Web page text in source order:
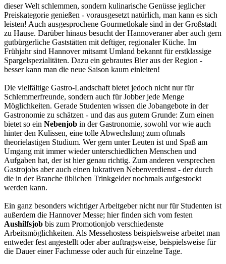
dieser Welt schlemmen, sondern kulinarische Genüsse jeglicher
Preiskategorie genießen - vorausgesetzt natürlich, man kann es sich
leisten! Auch ausgesprochene Gourmetlokale sind in der Großstadt
zu Hause. Darüber hinaus besucht der Hannoveraner aber auch gern
gutbürgerliche Gaststätten mit deftiger, regionaler Küche. Im
Frühjahr sind Hannover mitsamt Umland bekannt für erstklassige
Spargelspezialitäten. Dazu ein gebrautes Bier aus der Region -
besser kann man die neue Saison kaum einleiten!
Die vielfältige Gastro-Landschaft bietet jedoch nicht nur für
Schlemmerfreunde, sondern auch für Jobber jede Menge
Möglichkeiten. Gerade Studenten wissen die Jobangebote in der
Gastronomie zu schätzen - und das aus gutem Grunde: Zum einen
bietet so ein Nebenjob in der Gastronomie, sowohl vor wie auch
hinter den Kulissen, eine tolle Abwechslung zum oftmals
theorielastigen Studium. Wer gern unter Leuten ist und Spaß am
Umgang mit immer wieder unterschiedlichen Menschen und
Aufgaben hat, der ist hier genau richtig. Zum anderen versprechen
Gastrojobs aber auch einen lukrativen Nebenverdienst - der durch
die in der Branche üblichen Trinkgelder nochmals aufgestockt
werden kann.
Ein ganz besonders wichtiger Arbeitgeber nicht nur für Studenten ist
außerdem die Hannover Messe; hier finden sich vom festen
Aushilfsjob bis zum Promotionjob verschiedenste
Arbeitsmöglichkeiten. Als Messehostess beispielsweise arbeitet man
entweder fest angestellt oder aber auftragsweise, beispielsweise für
die Dauer einer Fachmesse oder auch für einzelne Tage.